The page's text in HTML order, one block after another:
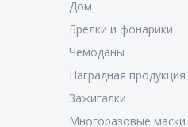
Дом
Брелки и фонарики
Чемоданы
Наградная продукция
Зажигалки
Многоразовые маски